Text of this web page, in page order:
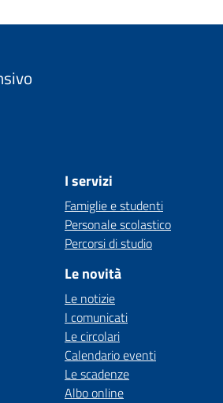
I servizi
Famiglie e studenti
Personale scolastico
Percorsi di studio
Le novità
Le notizie
I comunicati
Le circolari
Calendario eventi
Le scadenze
Albo online